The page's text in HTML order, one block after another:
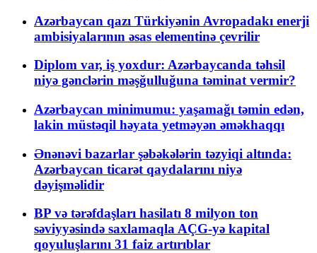
Azərbaycan qazı Türkiyənin Avropadakı enerji
ambisiyalarının əsas elementinə çevrilir
Diplom var, iş yoxdur: Azərbaycanda təhsil
niyə gənclərin məşğulluğuna təminat vermir?
Azərbaycan minimumu: yaşamağı təmin edən,
lakin müstəqil həyata yetməyən əməkhaqqı
Ənənəvi bazarlar şəbəkələrin təzyiqi altında:
Azərbaycan ticarət qaydalarını niyə
dəyişməlidir
BP və tərəfdaşları hasilatı 8 milyon ton
səviyyəsində saxlamaqla AÇG-yə kapital
qoyuluşlarını 31 faiz artırıblar